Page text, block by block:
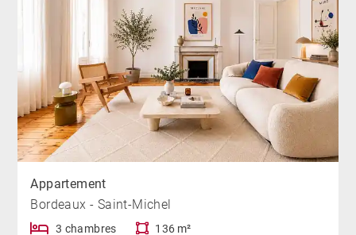
Appartement
Bordeaux - Saint-Michel
3 chambres 136 m²